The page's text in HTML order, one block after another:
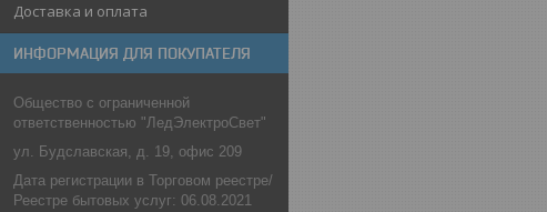
Доставка и оплата
ИНФОРМАЦИЯ ДЛЯ ПОКУПАТЕЛЯ
Общество с ограниченной
ответственностью "ЛедЭлектроСвет"
ул. Будславская, д. 19, офис 209
Дата регистрации в Торговом реестре/
Реестре бытовых услуг: 06.08.2021